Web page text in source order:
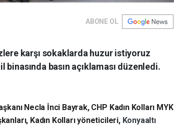
ABONE OL
karşı sokaklarda huzur istiyoruz
basın açıklaması düzenledi.
Necla İnci Bayrak, CHP Kadın Kolları MYK
Kadın Kolları yöneticileri, Konyaaltı